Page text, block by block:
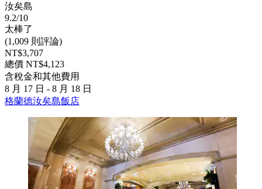
汝矣島
9.2/10
太棒了
(1,009 則評論)
NT$3,707
總價 NT$4,123
含稅金和其他費用
8 月 17 日 - 8 月 18 日
格蘭德汝矣島飯店